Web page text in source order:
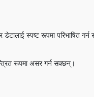
स्पष्ट रूपमा परिभाषित गर्न
रूपमा असर गर्न सक्छन्।